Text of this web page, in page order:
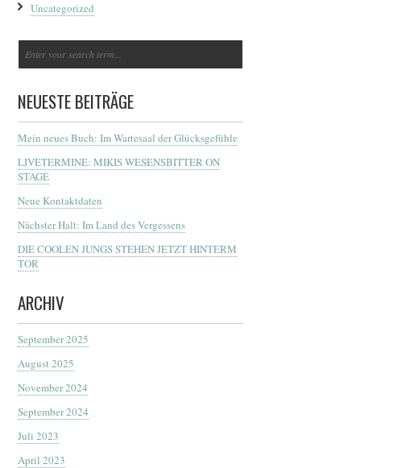
Uncategorized
NEUESTE BEITRÄGE
Mein neues Buch: Im Wartesaal der Glücksgefühle
LIVETERMINE: MIKIS WESENSBITTER ON
STAGE
Neue Kontaktdaten
Nächster Halt: Im Land des Vergessens
DIE COOLEN JUNGS STEHEN JETZT HINTERM
TOR
ARCHIV
September 2025
August 2025
November 2024
September 2024
Juli 2023
April 2023